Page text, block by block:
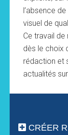
l’absence
visuel de
Ce travail
dès le choix
rédaction et
actualités
CRÉER